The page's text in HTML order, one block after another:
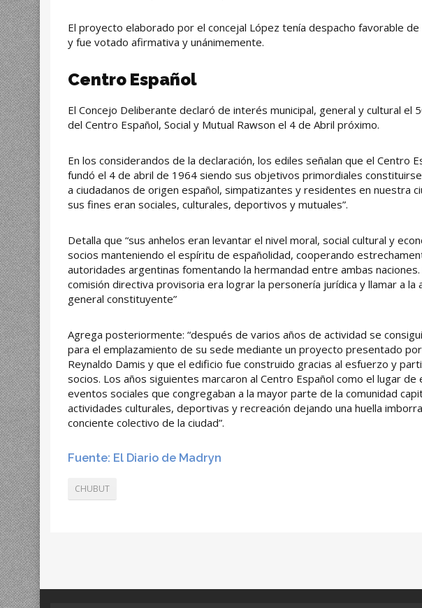
El proyecto elaborado por el concejal López tenía despacho favorable de
y fue votado afirmativa y unánimemente.
Centro Español
El Concejo Deliberante declaró de interés municipal, general y cultural el
del Centro Español, Social y Mutual Rawson el 4 de Abril próximo.
En los considerandos de la declaración, los ediles señalan que el Centro
fundó el 4 de abril de 1964 siendo sus objetivos primordiales
a ciudadanos de origen español, simpatizantes y residentes en nuestra
sus fines eran sociales, culturales, deportivos y mutuales”.
Detalla que “sus anhelos eran levantar el nivel moral, social cultural y
socios manteniendo el espíritu de españolidad, cooperando
autoridades argentinas fomentando la hermandad entre ambas
comisión directiva provisoria era lograr la personería jurídica y llamar a la
general constituyente”
Agrega posteriormente: “después de varios años de actividad se
para el emplazamiento de su sede mediante un proyecto presentado por
Reynaldo Damis y que el edificio fue construido gracias al esfuerzo y
socios. Los años siguientes marcaron al Centro Español como el lugar de
eventos sociales que congregaban a la mayor parte de la comunidad
actividades culturales, deportivas y recreación dejando una huella
conciente colectivo de la ciudad”.
Fuente: El Diario de Madryn
CHUBUT